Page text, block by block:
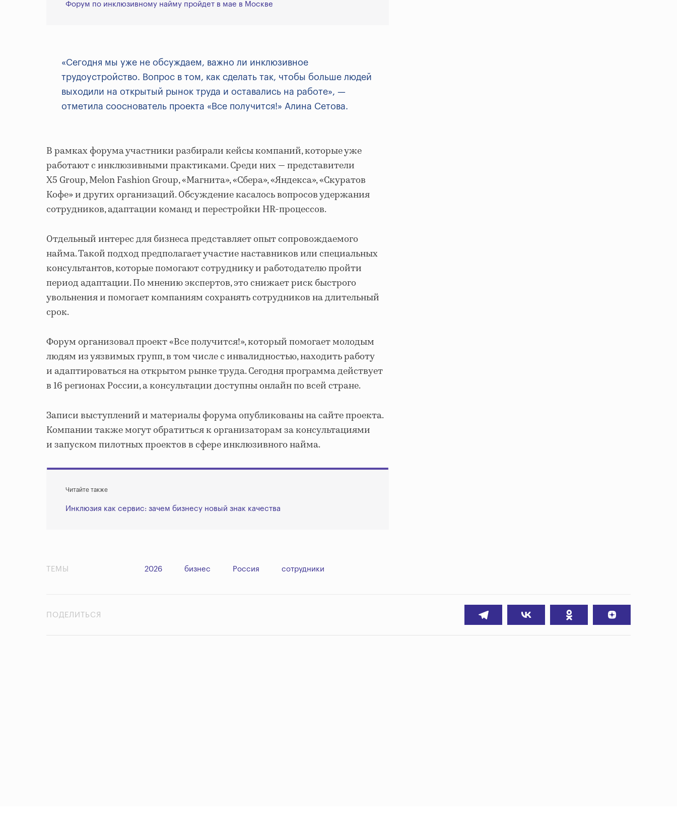
Форум по инклюзивному найму пройдет в мае в Москве
«Сегодня мы уже не обсуждаем, важно ли инклюзивное
трудоустройство. Вопрос в том, как сделать так, чтобы больше людей
выходили на открытый рынок труда и оставались на работе», —
отметила сооснователь проекта «Все получится!» Алина Сетова.
В рамках форума участники разбирали кейсы компаний, которые уже
работают с инклюзивными практиками. Среди них — представители
X5 Group, Melon Fashion Group, «Магнита», «Сбера», «Яндекса», «Скуратов
Кофе» и других организаций. Обсуждение касалось вопросов удержания
сотрудников, адаптации команд и перестройки HR-процессов.
Отдельный интерес для бизнеса представляет опыт сопровождаемого
найма. Такой подход предполагает участие наставников или специальных
консультантов, которые помогают сотруднику и работодателю пройти
период адаптации. По мнению экспертов, это снижает риск быстрого
увольнения и помогает компаниям сохранять сотрудников на длительный
срок.
Форум организовал проект «Все получится!», который помогает молодым
людям из уязвимых групп, в том числе с инвалидностью, находить работу
и адаптироваться на открытом рынке труда. Сегодня программа действует
в 16 регионах России, а консультации доступны онлайн по всей стране.
Записи выступлений и материалы форума опубликованы на сайте проекта.
Компании также могут обратиться к организаторам за консультациями
и запуском пилотных проектов в сфере инклюзивного найма.
Читайте также
Инклюзия как сервис: зачем бизнесу новый знак качества
ТЕМЫ 2026 бизнес Россия сотрудники
ПОДЕЛИТЬСЯ